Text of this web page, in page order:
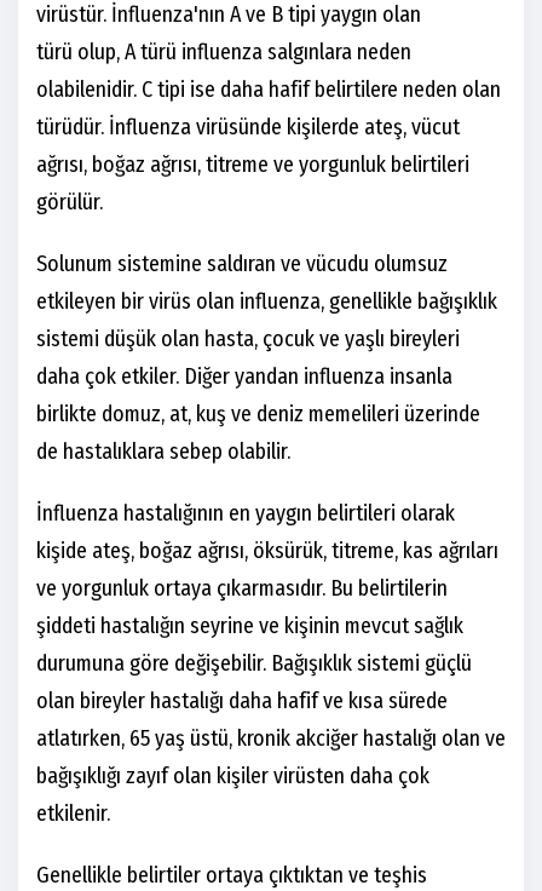
virüstür. İnfluenza'nın A ve B tipi yaygın olan
türü olup, A türü influenza salgınlara neden
olabilenidir. C tipi ise daha hafif belirtilere neden olan
türüdür. İnfluenza virüsünde kişilerde ateş, vücut
ağrısı, boğaz ağrısı, titreme ve yorgunluk belirtileri
görülür.
Solunum sistemine saldıran ve vücudu olumsuz
etkileyen bir virüs olan influenza, genellikle bağışıklık
sistemi düşük olan hasta, çocuk ve yaşlı bireyleri
daha çok etkiler. Diğer yandan influenza insanla
birlikte domuz, at, kuş ve deniz memelileri üzerinde
de hastalıklara sebep olabilir.
İnfluenza hastalığının en yaygın belirtileri olarak
kişide ateş, boğaz ağrısı, öksürük, titreme, kas ağrıları
ve yorgunluk ortaya çıkarmasıdır. Bu belirtilerin
şiddeti hastalığın seyrine ve kişinin mevcut sağlık
durumuna göre değişebilir. Bağışıklık sistemi güçlü
olan bireyler hastalığı daha hafif ve kısa sürede
atlatırken, 65 yaş üstü, kronik akciğer hastalığı olan ve
bağışıklığı zayıf olan kişiler virüsten daha çok
etkilenir.
Genellikle belirtiler ortaya çıktıktan ve teşhis